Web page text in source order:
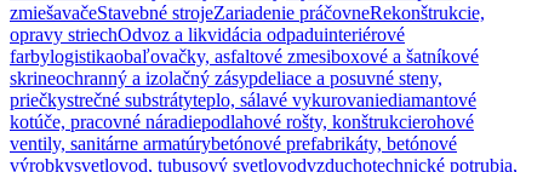
zmiešavačeStavebné strojeZariadenie práčovneRekonštrukcie,
opravy striechOdvoz a likvidácia odpaduinteriérové
farbylogistikaobaľovačky, asfaltové zmesiboxové a šatníkové
skrineochranný a izolačný zásypdeliace a posuvné steny,
priečkystrečné substrátyteplo, sálavé vykurovaniediamantové
kotúče, pracovné náradiepodlahové rošty, konštrukcierohové
ventily, sanitárne armatúrybetónové prefabrikáty, betónové
výrobkysvetlovod, tubusový svetlovodvzduchotechnické potrubia,